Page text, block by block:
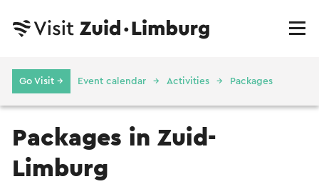
Go Visit → Event calendar Activities Packages
Packages in Zuid-
Limburg